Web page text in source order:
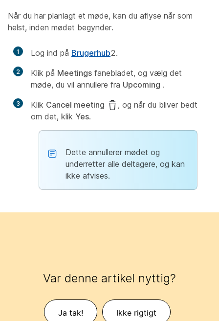
Når du har planlagt et møde, kan du aflyse når som
helst, inden mødet begynder.
1 Log ind på Brugerhub2.
2 Klik på Meetings fanebladet, og vælg det
møde, du vil annullere fra Upcoming .
3 Klik Cancel meeting
, og når du bliver bedt
om det, klik Yes.
Dette annullerer mødet og
underretter alle deltagere, og kan
ikke afvises.
Var denne artikel nyttig?
Ja tak! Ikke rigtigt